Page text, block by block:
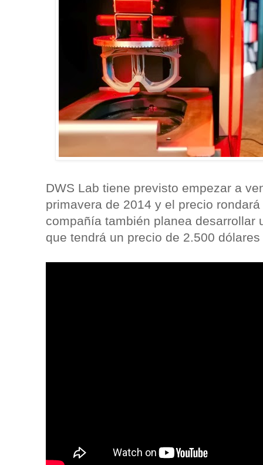
DWS Lab tiene previsto empezar a
primavera de 2014 y el precio
compañía también planea desarrollar
que tendrá un precio de 2.500